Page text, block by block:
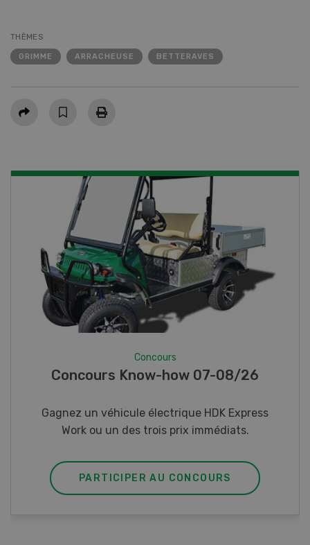
THÈMES
GRIMME ARRACHEUSE BETTERAVES
Partager
Photo mystère 07-08/26
Gagnez l’un des cinq couteaux de poche LANDI
PARTICIPER AU CONCOURS